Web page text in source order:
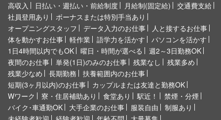
高収入 日払い・週払い・前給制度 月給制(固定給)
交通費支給
社員登用あり
ボーナスまたは特別手当あり
オープニングスタッフ
データ入力のお仕事
人と接するお仕事
体を動かすお仕事
軽作業 語学力を活かす
パソコンを活かす
1日4時間以内でもOK
曜日・時間が選べる
週2～3日勤務OK
夜間のお仕事
単発(1日)のみのお仕事 残業なし
残業多め
残業少なめ
長期勤務
扶養範囲内のお仕事
短期(3ヶ月以内)のお仕事
カップルまたは友達と勤務OK
Wワーク
寮・住居補助あり 食堂あり 駅近！
禁煙・分煙
バイク･車通勤OK
大手企業のお仕事 服装自由
制服あり